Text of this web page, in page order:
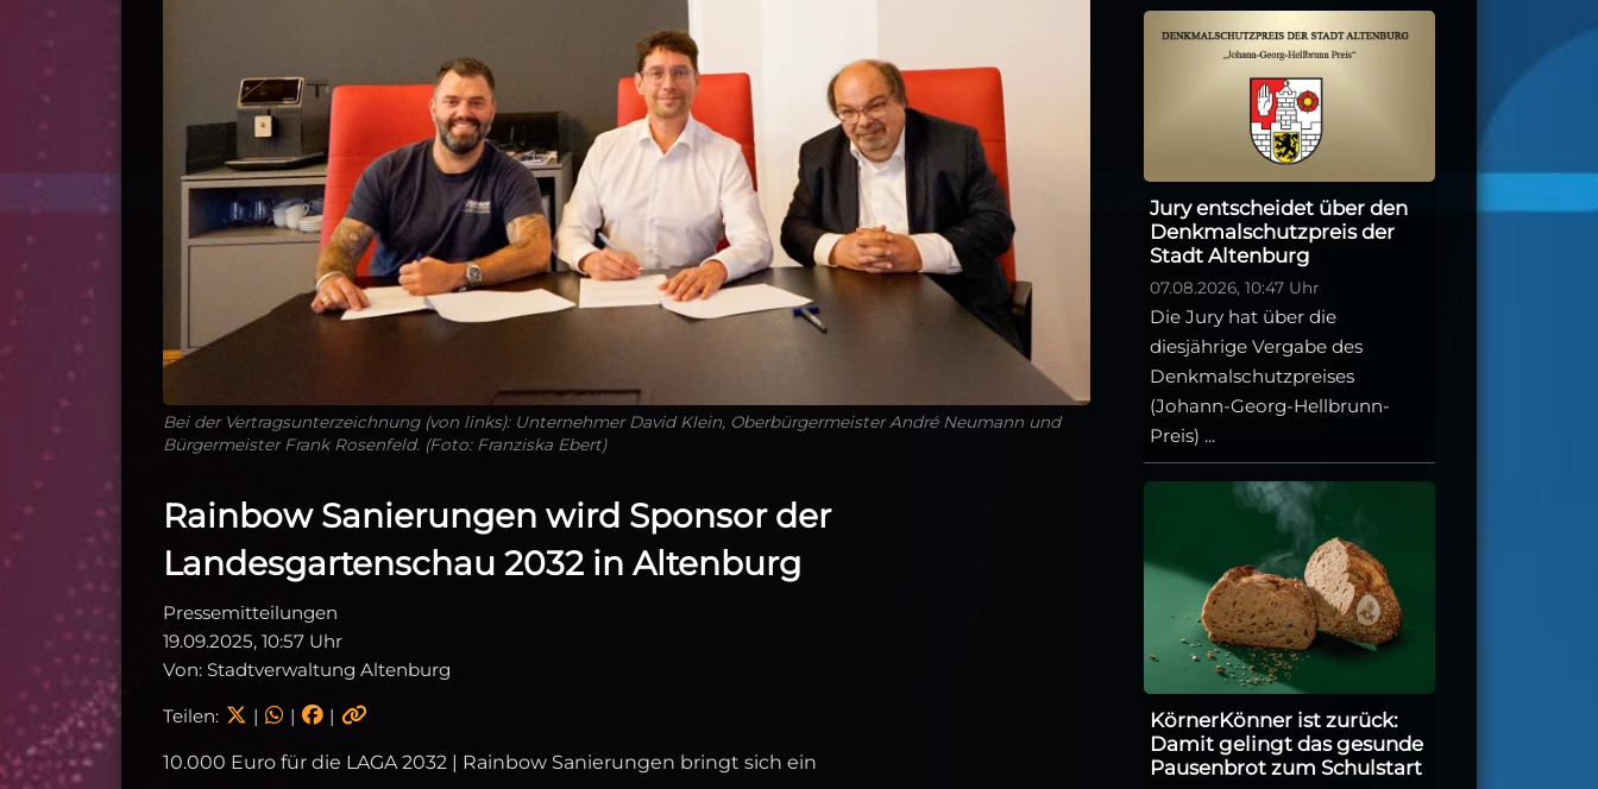
Bei der Vertragsunterzeichnung (von links): Unternehmer David Klein, Oberbürgermeister André Neumann und
Bürgermeister Frank Rosenfeld. (Foto: Franziska Ebert)
Rainbow Sanierungen wird Sponsor der
Landesgartenschau 2032 in Altenburg
Pressemitteilungen
19.09.2025, 10:57 Uhr
Von: Stadtverwaltung Altenburg
Teilen: | | |
10.000 Euro für die LAGA 2032 | Rainbow Sanierungen bringt sich ein
Jury entscheidet über den
Denkmalschutzpreis der
Stadt Altenburg
07.08.2026, 10:47 Uhr
Die Jury hat über die
diesjährige Vergabe des
Denkmalschutzpreises
(Johann-Georg-Hellbrunn-
Preis) ...
KörnerKönner ist zurück:
Damit gelingt das gesunde
Pausenbrot zum Schulstart